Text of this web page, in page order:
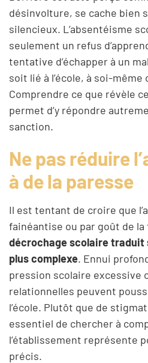
désinvolture, se cache bien
silencieux. L’absentéisme
seulement un refus
tentative d’échapper à un
soit lié à l’école, à soi-
Comprendre ce que révèle
permet d’y répondre
sanction.
Ne pas réduire
à de la paresse
Il est tentant de croire que
fainéantise ou par goût de
décrochage scolaire traduit
plus complexe. Ennui
pression scolaire excessive
relationnelles peuvent
l’école. Plutôt que de
essentiel de chercher à
l’établissement représente
précis.